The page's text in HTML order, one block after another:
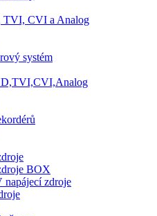
TVI, CVI a Analog
systém
BOX
napájecí zdroje